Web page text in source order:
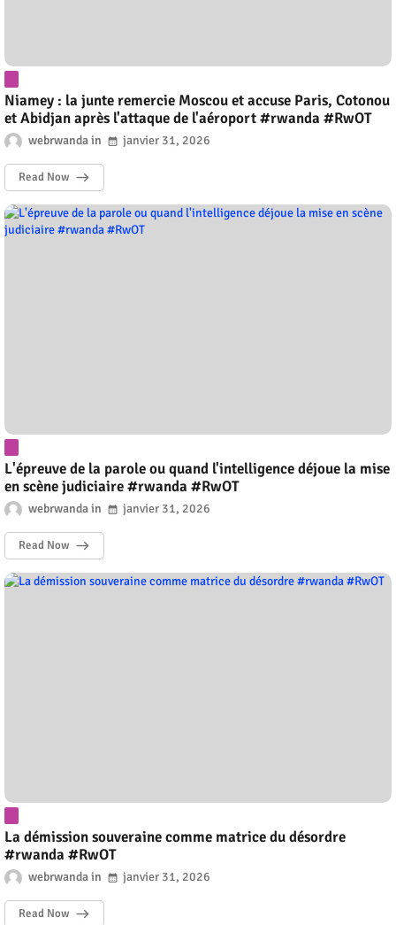
Niamey : la junte remercie Moscou et accuse Paris, Cotonou
et Abidjan après l'attaque de l'aéroport #rwanda #RwOT
webrwanda janvier 31, 2026
Read Now
L'épreuve de la parole ou quand l'intelligence déjoue la mise
en scène judiciaire #rwanda #RwOT
webrwanda janvier 31, 2026
Read Now
La démission souveraine comme matrice du désordre
#rwanda #RwOT
webrwanda janvier 31, 2026
Read Now